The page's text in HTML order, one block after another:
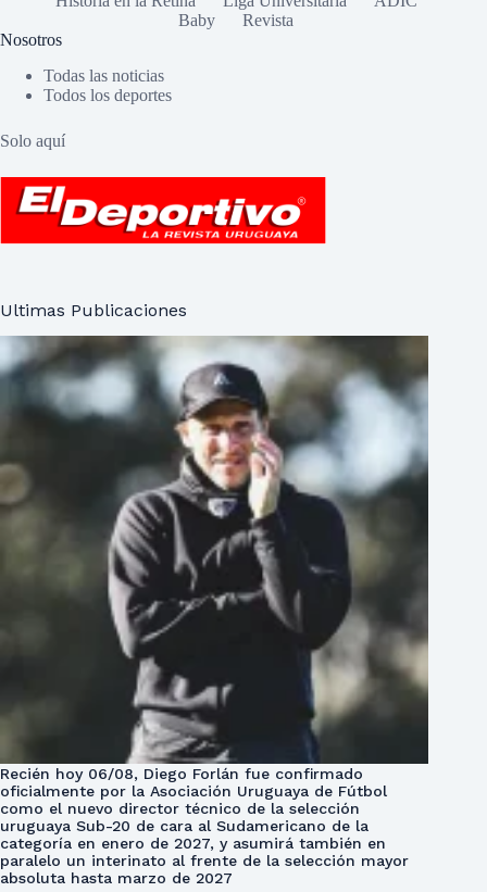
Baby
Revista
Nosotros
Todas las noticias
Todos los deportes
Solo aquí
Ultimas Publicaciones
Recién hoy 06/08, Diego Forlán fue confirmado
oficialmente por la Asociación Uruguaya de Fútbol
como el nuevo director técnico de la selección
uruguaya Sub-20 de cara al Sudamericano de la
categoría en enero de 2027, y asumirá también en
paralelo un interinato al frente de la selección mayor
absoluta hasta marzo de 2027